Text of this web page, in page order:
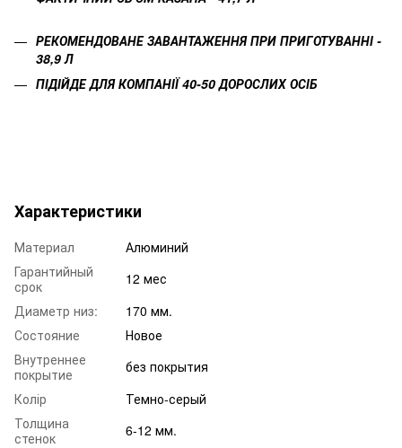
РЕКОМЕНДОВАНЕ ЗАВАНТАЖЕННЯ ПРИ ПРИГОТУВАННІ -
38,9 Л
ПІДІЙДЕ ДЛЯ КОМПАНІЇ 40-50 ДОРОСЛИХ ОСІБ
Характеристики
Материал
Алюминий
Гарантийный
срок
12 мес
Диаметр низ:
170 мм.
Состояние
Новое
Внутреннее
покрытие
без покрытия
Колір
Темно-серый
Толщина
стенок
6-12 мм.